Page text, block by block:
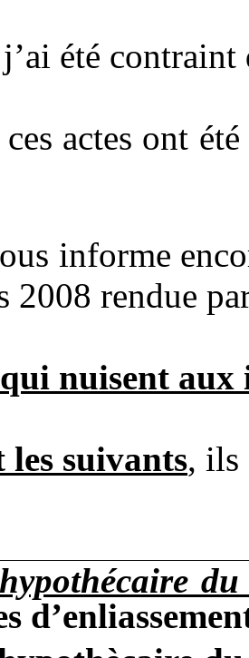
été
ces actes ont
informe
2008 rendue
qui nuisent
les suivants, ils
d’